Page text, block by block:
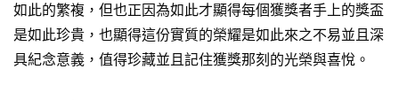
如此的繁複，但也正因為如此才顯得每個獲獎者手上的獎盃
是如此珍貴，也顯得這份實質的榮耀是如此來之不易並且深
具紀念意義，值得珍藏並且記住獲獎那刻的光榮與喜悅。